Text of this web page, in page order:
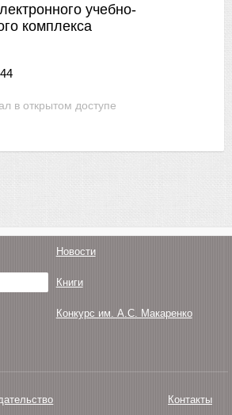
в открытом доступе
учебно-
комплекса
Новости
Книги
Конкурс им. А.С. Макаренко
Контакты